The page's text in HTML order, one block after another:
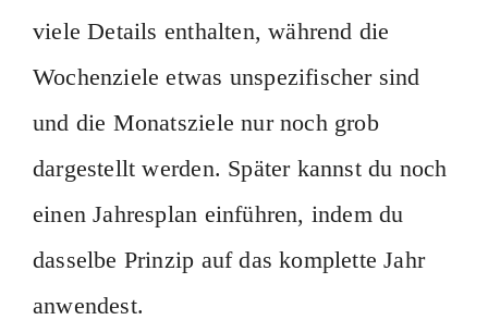
viele Details enthalten, während die
Wochenziele etwas unspezifischer sind
und die Monatsziele nur noch grob
dargestellt werden. Später kannst du noch
einen Jahresplan einführen, indem du
dasselbe Prinzip auf das komplette Jahr
anwendest.